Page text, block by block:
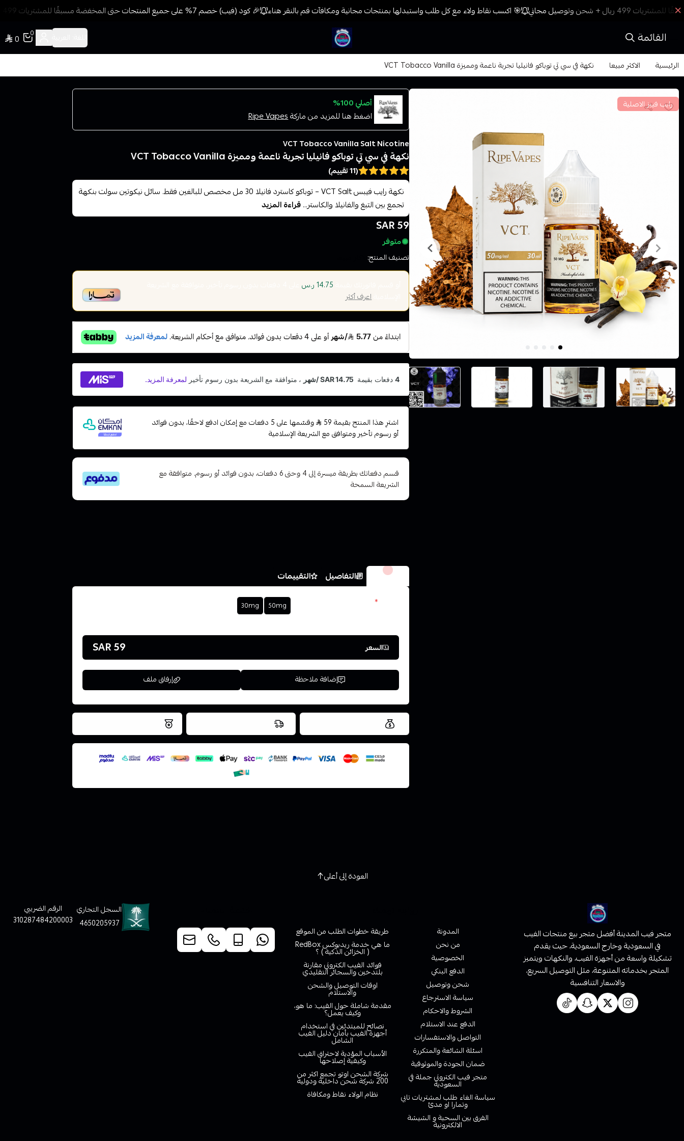
🎯 اكسب نقاط ولاء مع كل طلب واستبدلها بمنتجات مجانية ومكافآت قم بالنقر هناء 🎉 كود (فيب) خصم 7% على جميع المنتجات حتى المخفضة مسبقًا للمشتريات 499 ريال + شحن وتوصيل مجاني
القائمة فيب المدينة
0
0
الرئيسية الاكثر مبيعا نكهة في سي تي توباكو فانيليا تجربة ناعمة ومميزة VCT Tobacco Vanilla
رايب فيبز الاصلية
أصلي 100%
اضغط هنا للمزيد من ماركةRipe Vapes
VCT Tobacco Vanilla Salt Nicotine
نكهة في سي تي توباكو فانيليا تجربة ناعمة ومميزة VCT Tobacco Vanilla
(11 تقييم)
نكهة رايب فيبس VCT Salt – توباكو كاسترد فانيلا 30 مل مخصص للبالغين فقط. سائل نيكوتين سولت بنكهة
تجمع بين التبغ والفانيلا والكاستر...قراءة المزيد
59 SAR
متوفر
تصنيف المنتج:
14.75 ر.س على
الإسلاميةاعرف أكثر
اشترِ هذا المنتج بقيمة 59
وقسّمها على 5 دفعات مع إمكان ادفع لاحقًا، بدون فوائد
أو رسوم تأخير ومتوافق مع الشريعة الإسلامية
قسم دفعاتك بطريقة ميسرة إلى 4 وحتى 6 دفعات، بدون فوائد أو رسوم. متوافقة مع
الشريعة السمحة
الخيارات التفاصيل التقييمات
*
50mg
30mg
السعر 59 SAR
إضافة ملاحظة إرفاق ملف
اسحب و افلت الملف هنا
استعراض
العروض والشحن مجاني نتميز بلجودة والتخزين الامن
العودة إلى أعلى
متجر فيب المدينة أفضل متجر بيع منتجات الفيب
في السعودية وخارج السعودية، حيث يقدم
تشكيلة واسعة من أجهزة الفيب، والنكهات ويتميز
المتجر بخدماته المتنوعة، مثل التوصيل السريع،
والاسعار التنافسية
المدونة
من نحن
الخصوصية
الدفع البنكي
شحن وتوصيل
سياسة الاسترجاع
الشروط والاحكام
الدفع عند الاستلام
التواصل والاستفسارات
اسئلة الشائعة والمتكررة
ضمان الجودة والموثوقية
متجر فيب الكتروني جملة في
السعودية
سياسة الغاء طلب لمشتريات تابي
وتمارا او مدئ
الفرق بين السحبة و الشيشة
الالكترونية
طريقة خطوات الطلب من الموقع
ما هي خدمة ريدبوكس RedBox
( الخزائن الذكية ) ؟
فوائد الفيب الكتروني مقارنة
بلتدخين والسجائر التقليدي
اوقات التوصيل والشحن
والاستلام
مقدمة شاملة حول الفيب: ما هو،
وكيف يعمل؟
نصائح للمبتدئين في استخدام
أجهزة الفيب بأمان دليل الفيب
الشامل
الأسباب المؤدية لاحتراق الفيب
وكيفية إصلاحها
شركة الشحن اوتو تجمع اكثر من
200 شركة شحن داخلية ودولية
نظام الولاء نقاط ومكافاة
السجل التجاري
4650205937
الرقم الضريبي
310287484200003